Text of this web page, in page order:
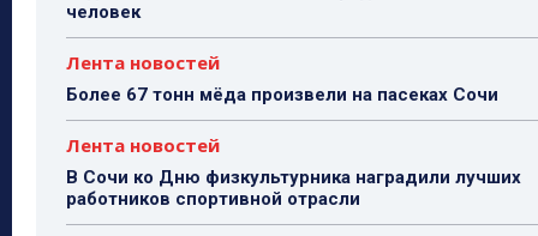
человек
Лента новостей
Более 67 тонн мёда произвели на пасеках Сочи
Лента новостей
В Сочи ко Дню физкультурника наградили лучших
работников спортивной отрасли